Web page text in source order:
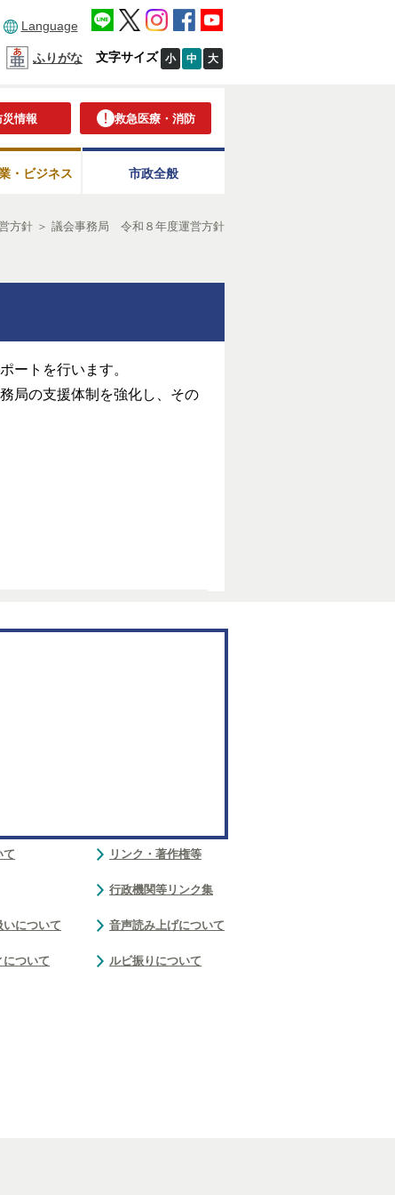
Language
ふりがな 文字サイズ 小 中 大
災情報 救急医療・消防
・ビジネス 市政全般
方針 ＞ 議会事務局 令和８年度運営方針
ートを行います。
局の支援体制を強化し、その
て
について
について
リンク・著作権等
行政機関等リンク集
音声読み上げについて
ルビ振りについて